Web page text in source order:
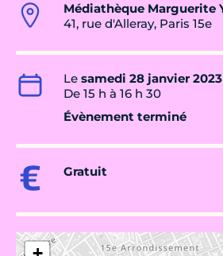
Médiathèque Marguerite
41, rue d'Alleray, Paris 15e
Le samedi 28 janvier 2023
De 15 h à 16 h 30
Évènement terminé
Gratuit